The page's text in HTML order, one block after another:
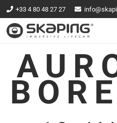
+33 4 80 48 27 27